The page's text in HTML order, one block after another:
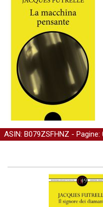
ASIN: B079ZSFHNZ - Pagine: